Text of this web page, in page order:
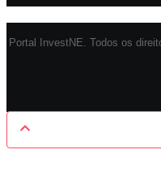
Portal InvestNE. Todos os